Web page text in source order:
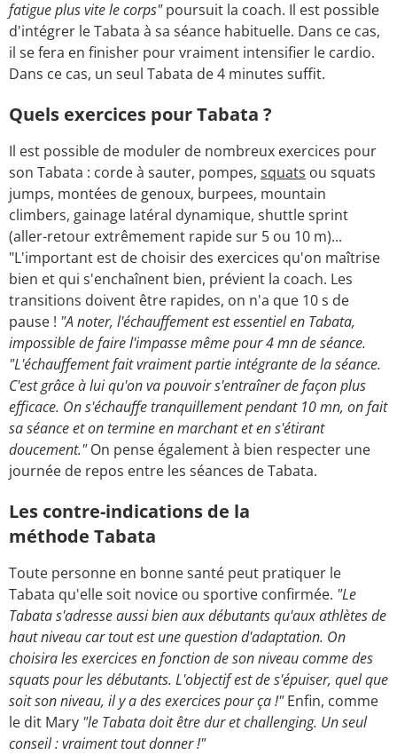
fatigue plus vite le corps"poursuit la coach. Il est possible
d'intégrer le Tabata à sa séance habituelle. Dans ce cas,
il se fera en finisher pour vraiment intensifier le cardio.
Dans ce cas, un seul Tabata de 4 minutes suffit.
Quels exercices pour Tabata ?
Il est possible de moduler de nombreux exercices pour
son Tabata : corde à sauter, pompes, squats ou squats
jumps, montées de genoux, burpees, mountain
climbers, gainage latéral dynamique, shuttle sprint
(aller-retour extrêmement rapide sur 5 ou 10 m)...
"L'important est de choisir des exercices qu'on maîtrise
bien et qui s'enchaînent bien, prévient la coach. Les
transitions doivent être rapides, on n'a que 10 s de
pause ! "A noter, l'échauffement est essentiel en Tabata,
impossible de faire l'impasse même pour 4 mn de séance.
"L'échauffement fait vraiment partie intégrante de la séance.
C'est grâce à lui qu'on va pouvoir s'entraîner de façon plus
efficace. On s'échauffe tranquillement pendant 10 mn, on fait
sa séance et on termine en marchant et en s'étirant
doucement."On pense également à bien respecter une
journée de repos entre les séances de Tabata.
Les contre-indications de la
méthode Tabata
Toute personne en bonne santé peut pratiquer le
Tabata qu'elle soit novice ou sportive confirmée. "Le
Tabata s'adresse aussi bien aux débutants qu'aux athlètes de
haut niveau car tout est une question d'adaptation. On
choisira les exercices en fonction de son niveau comme des
squats pour les débutants. L'objectif est de s'épuiser, quel que
soit son niveau, il y a des exercices pour ça !"Enfin, comme
le dit Mary "le Tabata doit être dur et challenging. Un seul
conseil : vraiment tout donner !"